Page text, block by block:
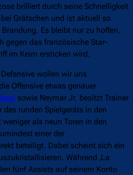
brilliert durch seine Schnelligkeit
Grätschen und ist aktuell so
Es bleibt nur zu hoffen,
gegen das französische Star-
im Keim ersticken wird.
wollen wir uns
Offensive etwas genauer
sowie Neymar Jr. besitzt Trainer
runden Spielgeräts in den
als neun Toren in den
einer der
beteiligt. Dabei scheint sich ein
Während ‚La
fünf Assists auf seinem Konto